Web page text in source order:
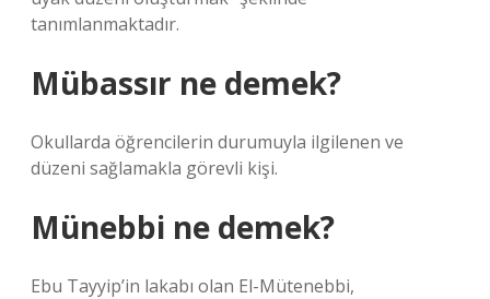
tanımlanmaktadır.
Mübassır ne demek?
Okullarda öğrencilerin durumuyla ilgilenen ve
düzeni sağlamakla görevli kişi.
Münebbi ne demek?
Ebu Tayyip’in lakabı olan El-Mütenebbi,